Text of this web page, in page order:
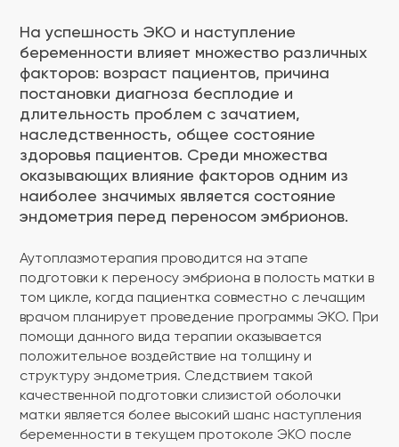
На успешность ЭКО и наступление
беременности влияет множество различных
факторов: возраст пациентов, причина
постановки диагноза бесплодие и
длительность проблем с зачатием,
наследственность, общее состояние
здоровья пациентов. Среди множества
оказывающих влияние факторов одним из
наиболее значимых является состояние
эндометрия перед переносом эмбрионов.
Аутоплазмотерапия проводится на этапе
подготовки к переносу эмбриона в полость матки в
том цикле, когда пациентка совместно с лечащим
врачом планирует проведение программы ЭКО. При
помощи данного вида терапии оказывается
положительное воздействие на толщину и
структуру эндометрия. Следствием такой
качественной подготовки слизистой оболочки
матки является более высокий шанс наступления
беременности в текущем протоколе ЭКО после